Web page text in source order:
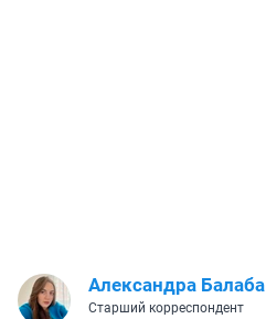
Александра Балаба
Старший корреспондент